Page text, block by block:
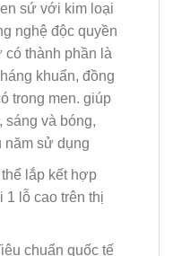
sứ với kim loại
nghệ độc quyền
có thành phần là
khuẩn, đồng
trong men. giúp
sáng và bóng,
năm sử dụng
lắp kết hợp
lỗ cao trên thị
chuẩn quốc tế